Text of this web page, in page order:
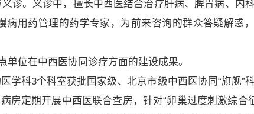
诊。义诊中，擅长中西医结合治疗肝病、脾胃病、内
用药管理的药学专家，为前来咨询的群众答疑解惑
单位在中西医协同诊疗方面的建设成果。
学科3个科室获批国家级、北京市级中西医协同“旗舰”
房定期开展中西医联合查房，针对“卵巢过度刺激综合